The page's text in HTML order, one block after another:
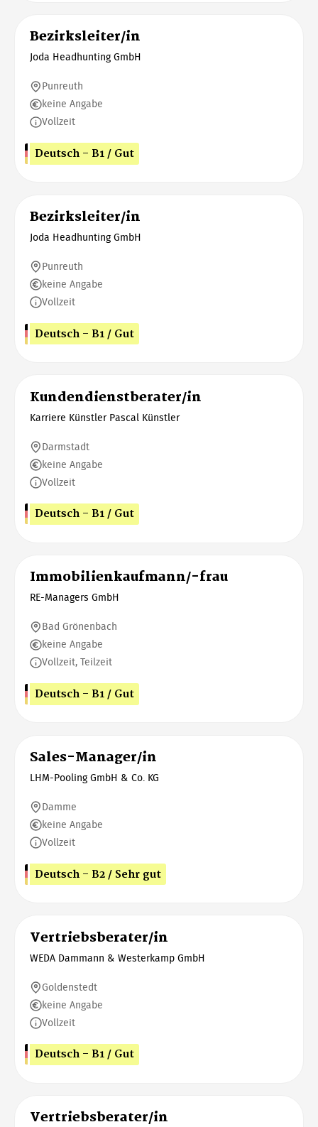
Bezirksleiter/in
Joda Headhunting GmbH
Punreuth
keine Angabe
Vollzeit
Deutsch - B1 / Gut
Bezirksleiter/in
Joda Headhunting GmbH
Punreuth
keine Angabe
Vollzeit
Deutsch - B1 / Gut
Kundendienstberater/in
Karriere Künstler Pascal Künstler
Darmstadt
keine Angabe
Vollzeit
Deutsch - B1 / Gut
Immobilienkaufmann/-frau
RE-Managers GmbH
Bad Grönenbach
keine Angabe
Vollzeit, Teilzeit
Deutsch - B1 / Gut
Sales-Manager/in
LHM-Pooling GmbH & Co. KG
Damme
keine Angabe
Vollzeit
Deutsch - B2 / Sehr gut
Vertriebsberater/in
WEDA Dammann & Westerkamp GmbH
Goldenstedt
keine Angabe
Vollzeit
Deutsch - B1 / Gut
Vertriebsberater/in